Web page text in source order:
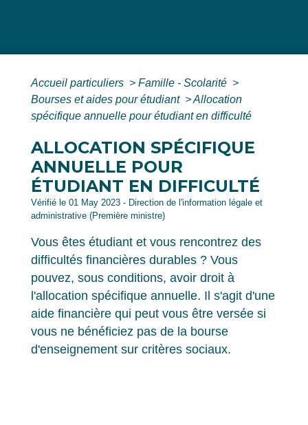
Accueil particuliers > Famille - Scolarité >
Bourses et aides pour étudiant >Allocation
spécifique annuelle pour étudiant en difficulté
ALLOCATION SPÉCIFIQUE
ANNUELLE POUR
ÉTUDIANT EN DIFFICULTÉ
Vérifié le 01 May 2023 - Direction de l'information légale et
administrative (Première ministre)
Vous êtes étudiant et vous rencontrez des
difficultés financières durables ? Vous
pouvez, sous conditions, avoir droit à
l'allocation spécifique annuelle. Il s'agit d'une
aide financière qui peut vous être versée si
vous ne bénéficiez pas de la bourse
d'enseignement sur critères sociaux.